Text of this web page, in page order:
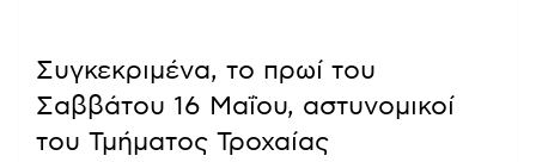
Συγκεκριμένα, το πρωί του
Σαββάτου 16 Μαΐου, αστυνομικοί
του Τμήματος Τροχαίας